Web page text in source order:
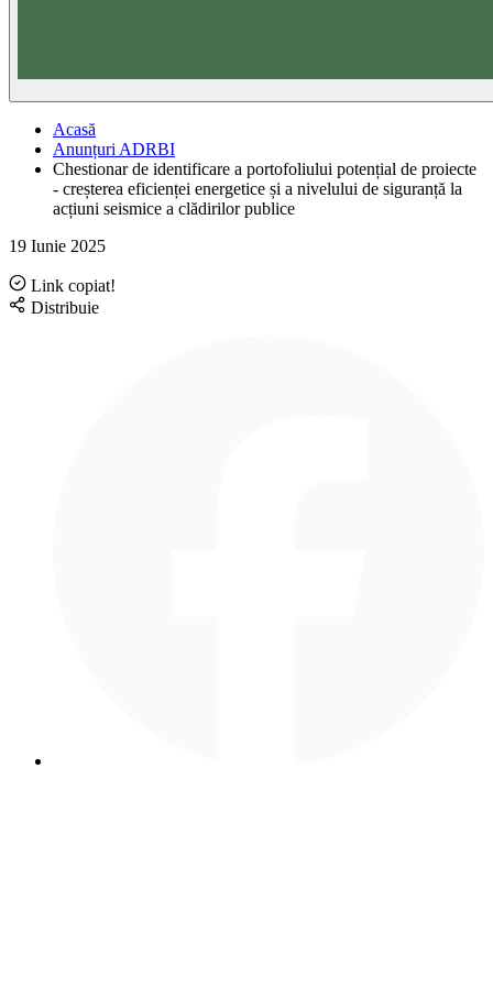
Acasă
Anunțuri ADRBI
Chestionar de identificare a portofoliului potențial de proiecte
- creșterea eficienței energetice și a nivelului de siguranță la
acțiuni seismice a clădirilor publice
19 Iunie 2025
Link copiat!
Distribuie